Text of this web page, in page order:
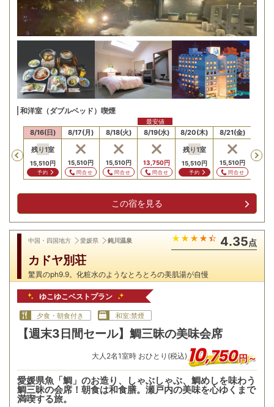
和洋室（ダブルベッド）喫煙
Previous
8/16(日)
残り1室
15,510円
予約
8/17(月)
15,510円
問合せ
8/18(火)
15,510円
問合せ
8/19(水)
13,750円
問合せ
最安値
8/20(木)
残り1室
15,510円
予約
8/21(金)
15,510円
問合せ
この宿を見る
中国・四国地方 愛媛県 鈍川温泉 4.35点
カドヤ別荘
驚異のph9.9。化粧水のようなとろとろの美肌湯が自慢
ゆこゆこベストプラン
夕食・朝食付き 和室:禁煙
【週末3日間セール】鯛三昧の美味会席
大人 2名1室時 おひとり(税込)10,750円～
愛媛県魚「鯛」のお造り、しゃぶしゃぶ、鯛めしを味わう
鯛三昧の会席！朝食は和食膳。瀬戸内の美味を心ゆくまで
満喫する旅。